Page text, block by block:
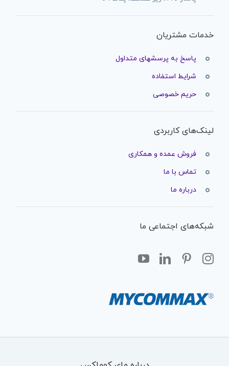
خدمات مشتریان
پاسخ به پرسشهای متداول
شرایط استفاده
حریم خصوصی
لینک‌های کاربردی
فروش عمده و همکاری
تماس با ما
درباره ما
شبکه‌های اجتماعی ما